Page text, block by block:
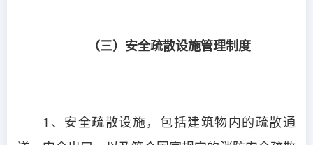
（三）安全疏散设施管理制度
1、安全疏散设施，包括建筑物内的疏散通